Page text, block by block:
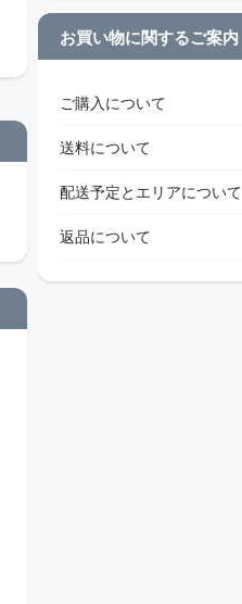
お買い物に関するご案内
ご購入について
送料について
配送予定とエリアについて
返品について